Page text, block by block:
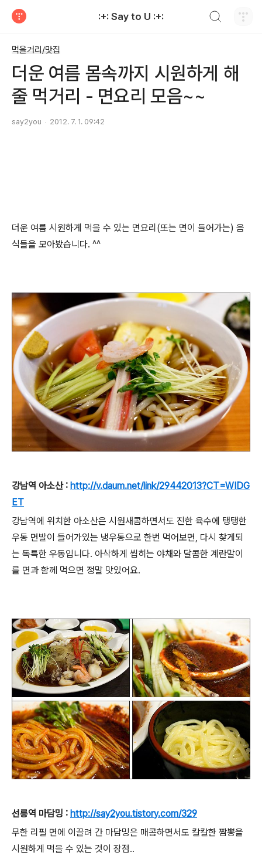
:+: Say to U :+:
먹을거리/맛집
더운 여름 몸속까지 시원하게 해
줄 먹거리 - 면요리 모음~~
say2you 2012. 7. 1. 09:42
더운 여름 시원하게 먹을 수 있는 면요리(또는 면이 들어가는) 음
식들을 모아봤습니다. ^^
강남역 아소산 : http://v.daum.net/link/29442013?CT=WIDG
ET
강남역에 위치한 아소산은 시원새콤하면서도 진한 육수에 탱탱한
우동 면발이 들어가있는 냉우동으로 한번 먹어보면, 다시 찾게되
는 독특한 우동입니다. 아삭하게 씹히는 야채와 달콤한 계란말이
를 면과 함께 먹으면 정말 맛있어요.
선릉역 마담밍 : http://say2you.tistory.com/329
무한 리필 면에 이끌려 간 마담밍은 매콤하면서도 칼칼한 짬뽕을
시원하게 먹을 수 있는 것이 장점..